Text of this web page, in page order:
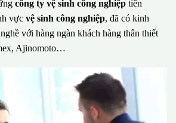
công ty vệ sinh công nghiệp tiên
vực vệ sinh công nghiệp, đã có kinh
với hàng ngàn khách hàng thân thiết
Ajinomoto…